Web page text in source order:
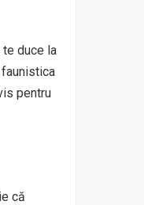
duce la
pentru
că